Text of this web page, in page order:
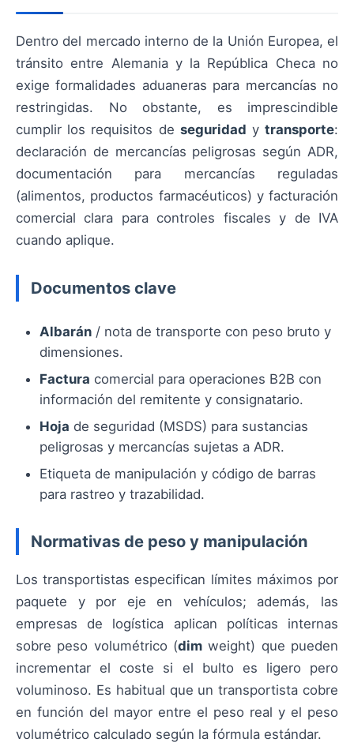
Dentro del mercado interno de la Unión Europea, el
tránsito entre Alemania y la República Checa no
exige formalidades aduaneras para mercancías no
restringidas. No obstante, es imprescindible
cumplir los requisitos de seguridad ytransporte:
declaración de mercancías peligrosas según ADR,
documentación para mercancías reguladas
(alimentos, productos farmacéuticos) y facturación
comercial clara para controles fiscales y de IVA
cuando aplique.
Documentos clave
Albarán / nota de transporte con peso bruto y
dimensiones.
Factura comercial para operaciones B2B con
información del remitente y consignatario.
Hoja de seguridad (MSDS) para sustancias
peligrosas y mercancías sujetas a ADR.
Etiqueta de manipulación y código de barras
para rastreo y trazabilidad.
Normativas de peso y manipulación
Los transportistas especifican límites máximos por
paquete y por eje en vehículos; además, las
empresas de logística aplican políticas internas
sobre peso volumétrico (dim weight) que pueden
incrementar el coste si el bulto es ligero pero
voluminoso. Es habitual que un transportista cobre
en función del mayor entre el peso real y el peso
volumétrico calculado según la fórmula estándar.